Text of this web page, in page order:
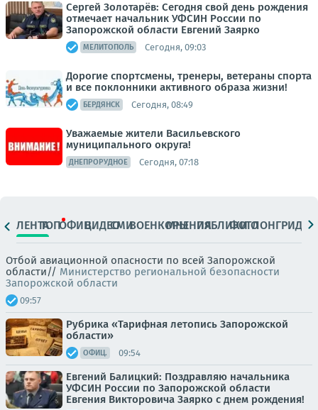
Сергей Золотарёв: Сегодня свой день рождения
отмечает начальник УФСИН России по
Запорожской области Евгений Заярко
МЕЛИТОПОЛЬ Сегодня, 09:03
Дорогие спортсмены, тренеры, ветераны спорта
и все поклонники активного образа жизни!
БЕРДЯНСК Сегодня, 08:49
Уважаемые жители Васильевского
муниципального округа!
ДНЕПРОРУДНОЕ Сегодня, 07:18
ЛЕНТАТОПОФИЦ.ВИДЕОСМИВОЕНКОРЫМНЕНИЯПАБЛИКИ
ФОТОЛОНГРИДЫ
Отбой авиационной опасности по всей Запорожской
области// Министерство региональной безопасности
Запорожской области
09:57
Рубрика «Тарифная летопись Запорожской
области»
ОФИЦ. 09:54
Евгений Балицкий: Поздравляю начальника
УФСИН России по Запорожской области
Евгения Викторовича Заярко с днем рождения!